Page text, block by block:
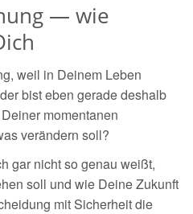
— wie
weil in Deinem Leben
bist eben gerade deshalb
momentanen
verändern soll?
gar nicht so genau weißt,
soll und wie Deine Zukunft
mit Sicherheit die